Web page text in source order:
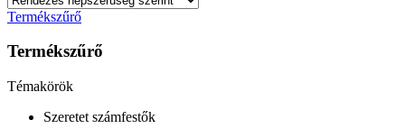
Termékszűrő
Termékszűrő
Témakörök
Szeretet számfestők